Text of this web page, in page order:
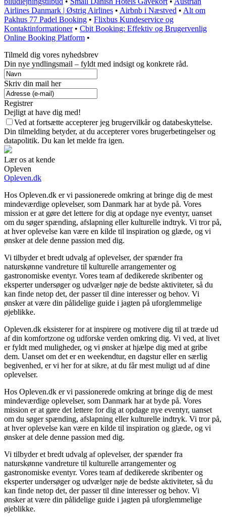
Airlines Danmark | Østrig Airlines • Airbnb i Næstved • Alt om
Pakhus 77 Padel Booking • Flixbus Kundeservice og
Kontaktinformationer• Cbit Booking: Effektiv og Brugervenlig
Online Booking Platform •
Tilmeld dig vores nyhedsbrev
Din nye yndlingsmail – fyldt med indsigt og konkrete råd.
Skriv din mail her
Registrer
Dejligt at have dig med!
Ved at fortsætte accepterer jeg brugervilkår og databeskyttelse.
Din tilmelding betyder, at du accepterer vores brugerbetingelser og
datapolitik. Du kan let melde fra igen.
Lær os at kende
Opleven
Opleven.dk
Hos Opleven.dk er vi passionerede omkring at bringe dig de mest
mindeværdige oplevelser, som Danmark har at byde på. Vores
mission er at gøre det lettere for dig at opdage nye eventyr, uanset
om du søger spænding, afslapning eller kulturelle indtryk. Vi tror på,
at hver oplevelse kan være en kilde til inspiration og glæde, og vi
ønsker at dele denne passion med dig.
Vi tilbyder et bredt udvalg af oplevelser, der spænder fra
naturskønne vandreture til kulturelle arrangementer og
gastronomiske eventyr. Vores team af dedikerede skribenter og
eksperter undersøger og udvælger nøje de bedste aktiviteter, så du
kan finde netop det, der passer til dine interesser og behov. Vi
ønsker at være din pålidelige guide i jagten på uforglemmelige
øjeblikke.
Opleven.dk eksisterer for at inspirere og motivere dig til at træde ud
af din komfortzone og udforske verden omkring dig. Vi ved, at livet
er fyldt med muligheder, og vi ønsker at hjælpe dig med at gribe
dem. Uanset om det er en weekendtur, en dagstur eller en særlig
begivenhed, er vi her for at sikre, at du får mest muligt ud af dine
oplevelser.
Hos Opleven.dk er vi passionerede omkring at bringe dig de mest
mindeværdige oplevelser, som Danmark har at byde på. Vores
mission er at gøre det lettere for dig at opdage nye eventyr, uanset
om du søger spænding, afslapning eller kulturelle indtryk. Vi tror på,
at hver oplevelse kan være en kilde til inspiration og glæde, og vi
ønsker at dele denne passion med dig.
Vi tilbyder et bredt udvalg af oplevelser, der spænder fra
naturskønne vandreture til kulturelle arrangementer og
gastronomiske eventyr. Vores team af dedikerede skribenter og
eksperter undersøger og udvælger nøje de bedste aktiviteter, så du
kan finde netop det, der passer til dine interesser og behov. Vi
ønsker at være din pålidelige guide i jagten på uforglemmelige
øjeblikke.